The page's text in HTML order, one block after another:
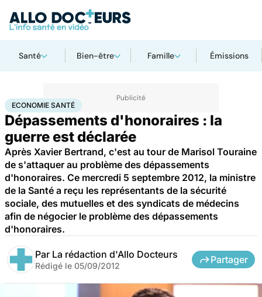
Santé Bien-être Famille Émissions
AccueilSantéSociété Santé publiqueEconomie santé
ECONOMIE SANTÉ
Dépassements d'honoraires : la
guerre est déclarée
Après Xavier Bertrand, c'est au tour de Marisol Touraine
de s'attaquer au problème des dépassements
d'honoraires. Ce mercredi 5 septembre 2012, la ministre
de la Santé a reçu les représentants de la sécurité
sociale, des mutuelles et des syndicats de médecins
afin de négocier le problème des dépassements
d'honoraires.
Par La rédaction d'Allo Docteurs
Rédigé le 05/09/2012
Partager